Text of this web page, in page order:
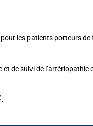
les patients porteurs
et de suivi de
.